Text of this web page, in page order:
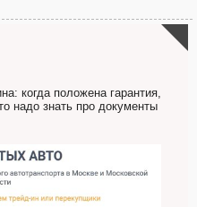
это пропустить его мимо ушей.
кроме того, кто его дал.
когда положена гарантия,
надо знать про документы